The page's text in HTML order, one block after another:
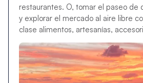
restaurantes. O, tomar el paseo de
y explorar el mercado al aire libre
clase alimentos, artesanías,